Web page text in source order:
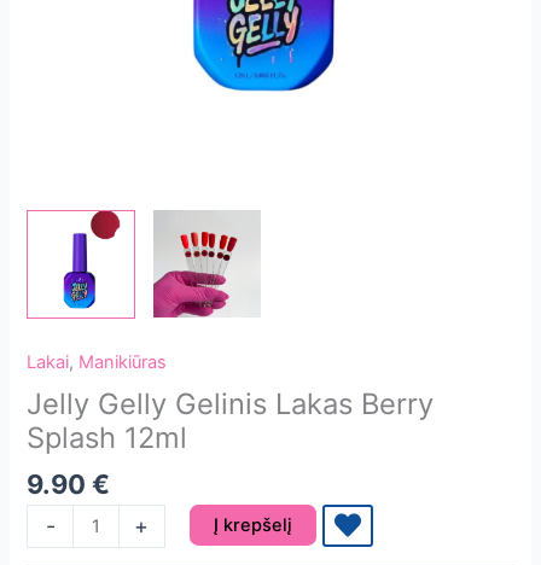
Lakai, Manikiūras
Jelly Gelly Gelinis Lakas Berry
Splash 12ml
9.90€
-
produkto
kiekis:
+ Į krepšelį